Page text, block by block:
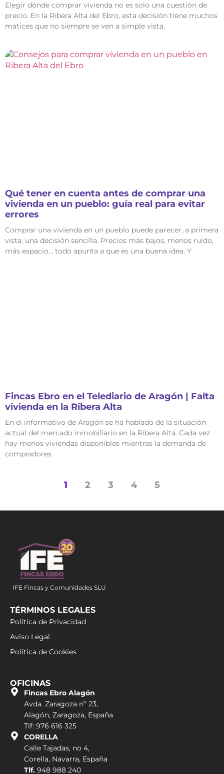
Elegir dónde comprar vivienda no es solo una cuestión de
precio. En la Ribera Alta del Ebro, esta decisión tiene muchos
matices que no siempre se ven a simple vista.
Qué tener en cuenta antes de comprar una
vivienda en un pueblo: guía real para evitar
errores
Comprar una vivienda en un pueblo puede parecer, a primera
vista, una decisión sencilla. Precios más bajos, menos ruido,
más espacio… todo apunta a que es una buena idea. Y
Fincas Ebro en el Telediario de Aragón | Falta
vivienda en la Ribera Alta
En el informativo de Aragón se ha hablado de la situación
actual del mercado inmobiliario en la Ribera Alta. Cada vez
hay menos viviendas disponibles mientras la demanda de
compradores
1 2 3 4 5
IFE Fincas y Comunidades SLU
TÉRMINOS LEGALES
Política de Privacidad
Aviso Legal
Política de Cookies
OFICINAS
Fincas Ebro Alagón
Avda. Zaragoza nº 23,
Alagón, Zaragoza, España
Tlf: 976 616 325
CORELLA
Calle Tajadas, no 4,
Corella, Navarra, España
Tlf. 948 988 240